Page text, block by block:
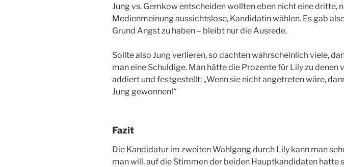
Jung vs. Gemkow entscheiden wollten eben nicht eine dritte,
Medienmeinung aussichtslose, Kandidatin wählen. Es gab
Grund Angst zu haben – bleibt nur die Ausrede.
Sollte also Jung verlieren, so dachten wahrscheinlich viele,
man eine Schuldige. Man hätte die Prozente für Lily zu denen
addiert und festgestellt: „Wenn sie nicht angetreten wäre,
Jung gewonnen!“
Fazit
Die Kandidatur im zweiten Wahlgang durch Lily kann man
man will, auf die Stimmen der beiden Hauptkandidaten hatte